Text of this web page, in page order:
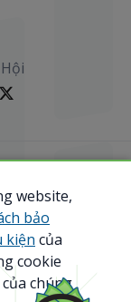
Rights
website,
bảo
kiện của
cookie
của chúng